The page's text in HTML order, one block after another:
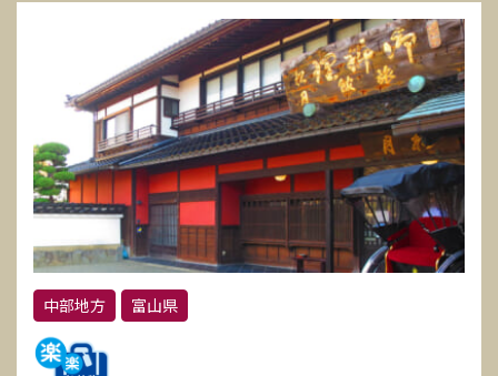
中部地方 富山県